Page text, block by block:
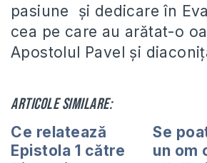
pasiune şi dedicare în
cea pe care au arătat-o
Apostolul Pavel şi
Articole similare:
Ce relatează
Epistola 1 către
Se
un om